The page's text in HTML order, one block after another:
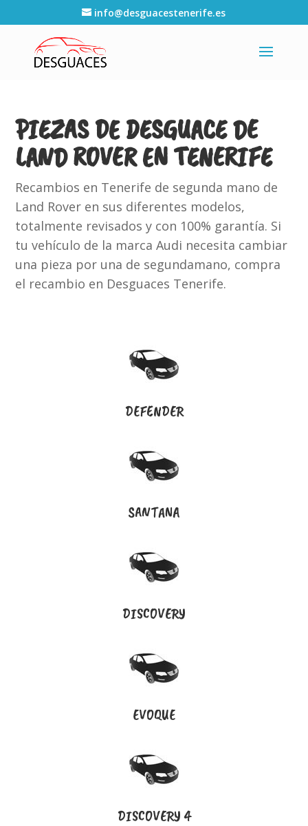
info@desguacestenerife.es
PIEZAS DE DESGUACE DE
LAND ROVER EN TENERIFE
Recambios en Tenerife de segunda mano de
Land Rover en sus diferentes modelos,
totalmente revisados y con 100% garantía. Si
tu vehículo de la marca Audi necesita cambiar
una pieza por una de segundamano, compra
el recambio en Desguaces Tenerife.
DEFENDER
SANTANA
DISCOVERY
EVOQUE
DISCOVERY 4